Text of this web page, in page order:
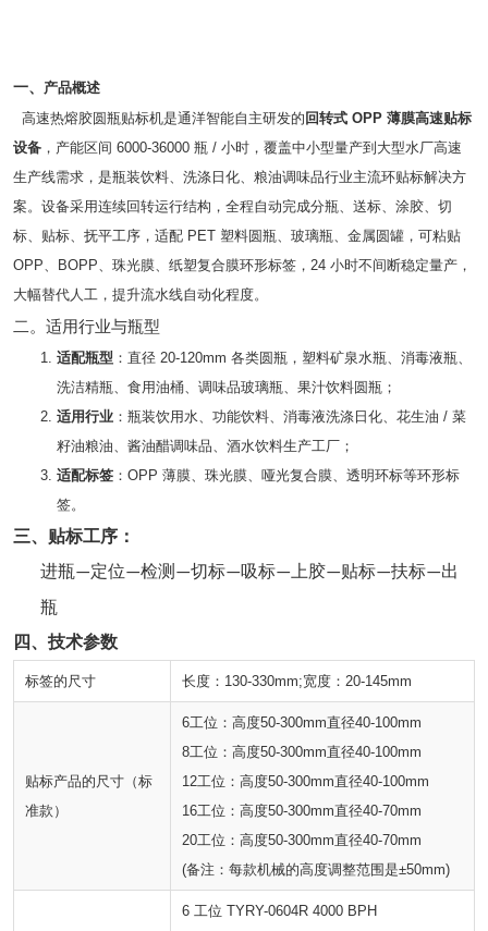
一、 产品概述
高速热熔胶圆瓶贴标机是通洋智能自主研发的 回转式 OPP 薄膜高速贴标
设备 ，产能区间 6000-36000 瓶 / 小时，覆盖中小型量产到大型水厂高速
生产线需求，是瓶装饮料、洗涤日化、粮油调味品行业主流环贴标解决方
案。设备采用连续回转运行结构，全程自动完成分瓶、送标、涂胶、切
标、贴标、抚平工序，适配 PET 塑料圆瓶、玻璃瓶、金属圆罐，可粘贴
OPP、BOPP、珠光膜、纸塑复合膜环形标签，24 小时不间断稳定量产，
大幅替代人工，提升流水线自动化程度。
二。适用行业与瓶型
适配瓶型 ：直径 20-120mm 各类圆瓶，塑料矿泉水瓶、消毒液瓶、
洗洁精瓶、食用油桶、调味品玻璃瓶、果汁饮料圆瓶；
适用行业 ：瓶装饮用水、功能饮料、消毒液洗涤日化、花生油 / 菜
籽油粮油、酱油醋调味品、酒水饮料生产工厂；
适配标签 ：OPP 薄膜、珠光膜、哑光复合膜、透明环标等环形标
签。
三、 贴标工序：
进瓶—定位—检测 —切标—吸标— 上胶—贴标—扶标—出
瓶
四、技术参数
标签的尺寸 长度：130-330mm;宽度：20-145mm
贴标产品的尺寸（标
准款）
6工位：高度50-300mm直径40-100mm
8工位：高度50-300mm直径40-100mm
12工位：高度50-300mm直径40-100mm
16工位：高度50-300mm直径40-70mm
20工位：高度50-300mm直径40-70mm
(备注：每款机械的高度调整范围是±50mm)
6 工位 TYRY-0604R 4000 BPH